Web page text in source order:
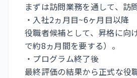
まずは訪問業務を通して、訪
・入社2ヵ月目~6ヶ月目以降
役職者候補として、昇格に向
で約8ヵ月間を要する）。
・プログラム終了後
最終評価の結果から正式な役